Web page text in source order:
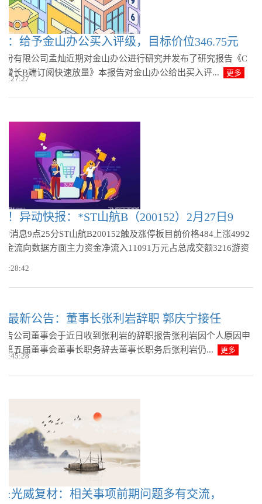
：给予金山办公买入评级，目标价位346.75元
份有限公司孟灿近期对金山办公进行研究并发布了研究报告《C
增长B端订阅快速放量》本报告对金山办公给出买入评...
更多
！异动快报：*ST山航B（200152）2月27日9
消息9点25分ST山航B200152触及涨停板目前价格484上涨4992
金流向数据方面主力资金净流入11091万元占总成交额3216游资
最新公告：董事长张利岩辞职 郭庆宁接任
告公司董事会于近日收到张利岩的辞职报告张利岩因个人原因申
第五届董事会董事长职务辞去董事长职务后张利岩仍...
更多
:光威复材：相关事项前期问题多有交流，